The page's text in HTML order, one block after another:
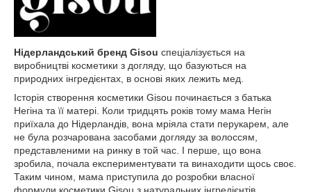
Нідерландський бренд Gisou спеціалізується на
виробництві косметики з догляду, що базуються на
природних інгредієнтах, в основі яких лежить мед.
Історія створення косметики Gisou починається з батька
Негіна та її матері. Коли тридцять років тому мама Негін
приїхала до Нідерландів, вона мріяла стати перукарем, але
не була розчарована засобами догляду за волоссям,
представленими на ринку в той час. І перше, що вона
зробила, почала експериментувати та винаходити щось своє.
Таким чином, мама приступила до розробки власної